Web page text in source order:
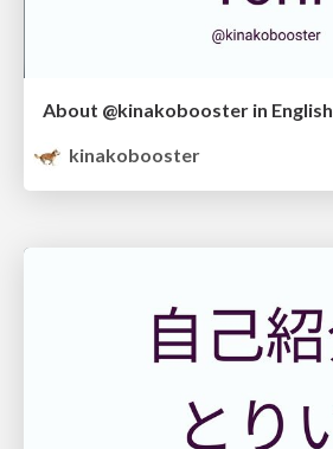
About @kinakobooster in English
kinakobooster